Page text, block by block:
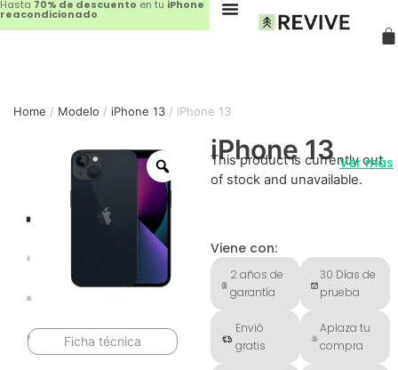
Hasta 70% de descuento en tu iPhone
reacondicionado
Home / Modelo / iPhone 13 / iPhone 13
Ficha técnica
iPhone 13 Ver más
This product is currently out
of stock and unavailable.
Viene con:
2 años de
garantía
30 Días de
prueba
Envió
gratis
Aplaza tu
compra